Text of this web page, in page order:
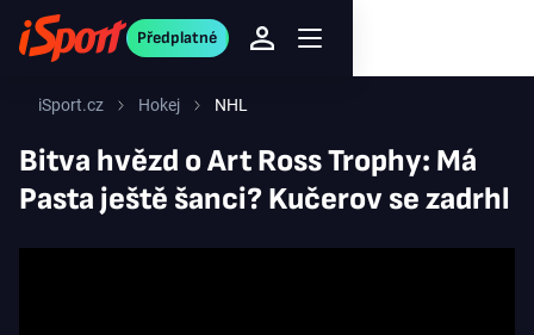
Předplatné
iSport.cz Hokej NHL
Bitva hvězd o Art Ross Trophy: Má
Pasta ještě šanci? Kučerov se zadrhl